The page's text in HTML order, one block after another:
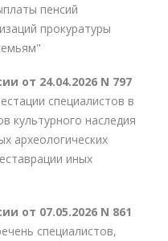
пенсий
прокуратуры
от 24.04.2026 N 797
специалистов в
культурного наследия
археологических
иных
от 07.05.2026 N 861
специалистов,